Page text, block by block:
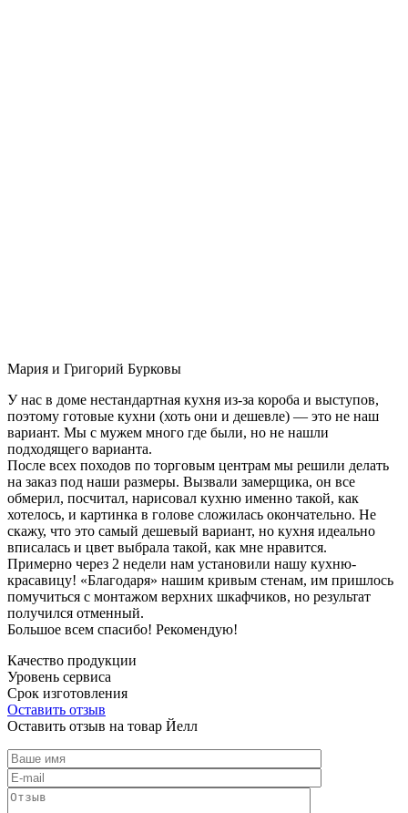
Мария и Григорий Бурковы
У нас в доме нестандартная кухня из-за короба и выступов,
поэтому готовые кухни (хоть они и дешевле) — это не наш
вариант. Мы с мужем много где были, но не нашли
подходящего варианта.
После всех походов по торговым центрам мы решили делать
на заказ под наши размеры. Вызвали замерщика, он все
обмерил, посчитал, нарисовал кухню именно такой, как
хотелось, и картинка в голове сложилась окончательно. Не
скажу, что это самый дешевый вариант, но кухня идеально
вписалась и цвет выбрала такой, как мне нравится.
Примерно через 2 недели нам установили нашу кухню-
красавицу! «Благодаря» нашим кривым стенам, им пришлось
помучиться с монтажом верхних шкафчиков, но результат
получился отменный.
Большое всем спасибо! Рекомендую!
Качество продукции
Уровень сервиса
Срок изготовления
Оставить отзыв
Оставить отзыв на товар Йелл